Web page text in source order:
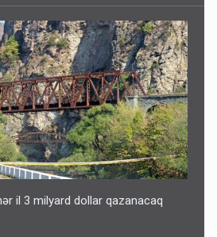
il 3 milyard dollar qazanacaq